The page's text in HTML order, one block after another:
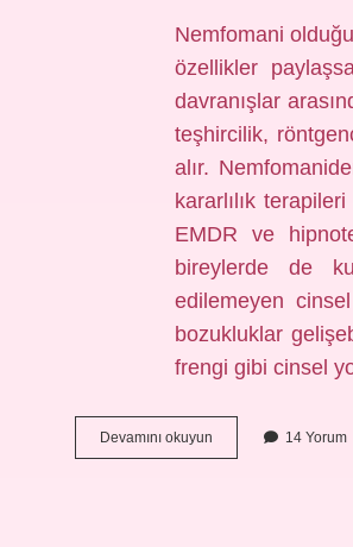
Nemfomani
özellikler
davranışlar
teşhircilik,
alır.
kararlılık
EMDR ve
bireylerde de
edilemeyen
bozukluklar
frengi gibi cinsel
Devamını okuyun Nemfomani
Nedir
14 Yorum